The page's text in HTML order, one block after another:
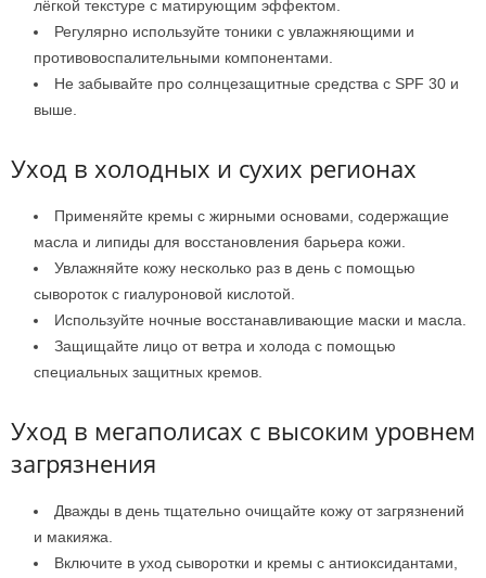
лёгкой текстуре с матирующим эффектом.
Регулярно используйте тоники с увлажняющими и
противовоспалительными компонентами.
Не забывайте про солнцезащитные средства с SPF 30 и
выше.
Уход в холодных и сухих регионах
Применяйте кремы с жирными основами, содержащие
масла и липиды для восстановления барьера кожи.
Увлажняйте кожу несколько раз в день с помощью
сывороток с гиалуроновой кислотой.
Используйте ночные восстанавливающие маски и масла.
Защищайте лицо от ветра и холода с помощью
специальных защитных кремов.
Уход в мегаполисах с высоким уровнем
загрязнения
Дважды в день тщательно очищайте кожу от загрязнений
и макияжа.
Включите в уход сыворотки и кремы с антиоксидантами,